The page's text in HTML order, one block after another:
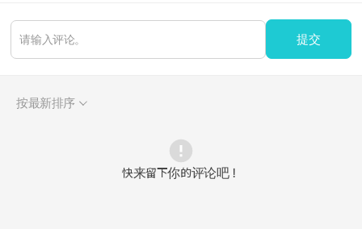
提交
按最新排序
快来留下你的评论吧！